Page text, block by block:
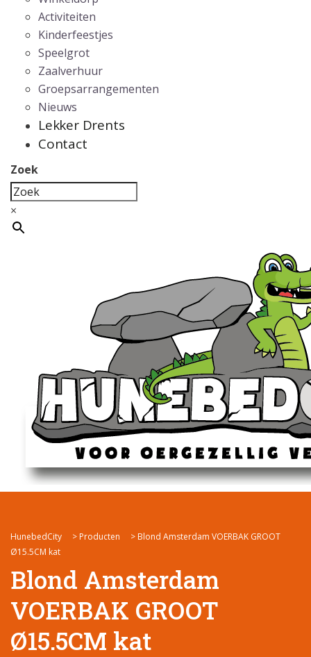
Activiteiten
Kinderfeestjes
Speelgrot
Zaalverhuur
Groepsarrangementen
Nieuws
Lekker Drents
Contact
Zoek
×
HunebedCity > Producten > Blond Amsterdam VOERBAK GROOT
Ø15.5CM kat
Blond Amsterdam
VOERBAK GROOT
Ø15.5CM kat